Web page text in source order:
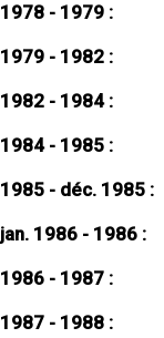
1978 - 1979 :
1979 - 1982 :
1982 - 1984 :
1984 - 1985 :
1985 - déc. 1985 :
jan. 1986 - 1986 :
1986 - 1987 :
1987 - 1988 :